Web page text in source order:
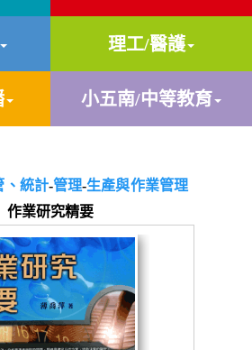
理工/醫護
小五南/中等教育
、統計-管理-生產與作業管理
作業研究精要